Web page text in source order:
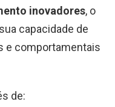
inovadores, o
capacidade de
e comportamentais
de: